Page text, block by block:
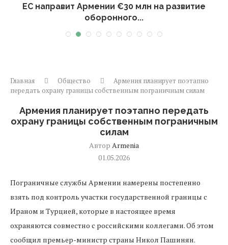
ЕС направит Армении €30 млн на развитие
оборонного...
Главная Общество
Армения планирует поэтапно
передать охрану границы собственным пограничным силам
Армения планирует поэтапно передать
охрану границы собственным пограничным
силам
Автор Armenia
01.05.2026
Пограничные службы Армении намерены постепенно
взять под контроль участки государственной границы с
Ираном и Турцией, которые в настоящее время
охраняются совместно с российскими коллегами. Об этом
сообщил премьер-министр страны Никол Пашинян.